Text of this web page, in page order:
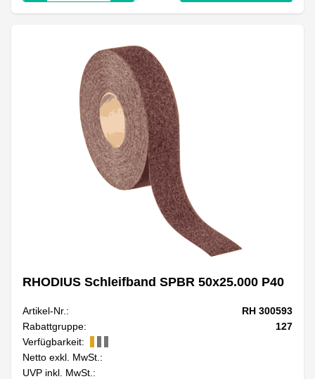
RHODIUS Schleifband SPBR 50x25.000 P40
Artikel-Nr.:
RH 300593
Rabattgruppe:
127
Verfügbarkeit:
Netto exkl. MwSt.:
UVP inkl. MwSt.: